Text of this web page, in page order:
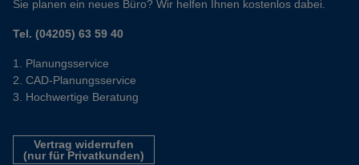
Sie planen ein neues Büro? Wir helfen Ihnen kostenlos dabei.
Tel. (04205) 63 59 40
Planungsservice
CAD-Planungsservice
Hochwertige Beratung
Vertrag widerrufen
(nur für Privatkunden)